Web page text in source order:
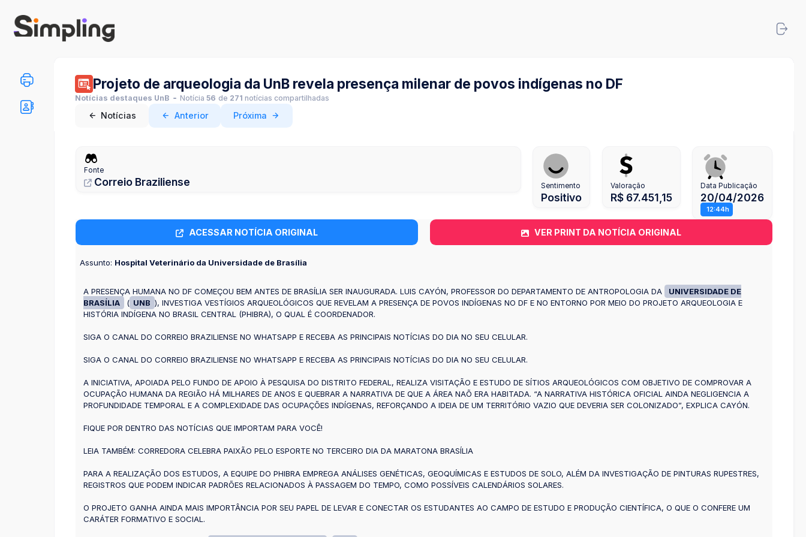
Projeto de arqueologia da UnB revela presença milenar de povos indígenas no DF
Notícias destaques UnB Notícia 56 de 271 notícias compartilhadas
Notícias Anterior Próxima
Fonte
Correio Braziliense Sentimento
Positivo
Valoração
R$ 67.451,15
Data Publicação
20/04/2026
12:44h
ACESSAR NOTÍCIA ORIGINAL VER PRINT DA NOTÍCIA ORIGINAL
Assunto: Hospital Veterinário da Universidade de Brasília
A PRESENÇA HUMANA NO DF COMEÇOU BEM ANTES DE BRASÍLIA SER INAUGURADA. LUIS CAYÓN, PROFESSOR DO DEPARTAMENTO DE ANTROPOLOGIA DA
UNIVERSIDADE DE
BRASÍLIA
( UNB ), INVESTIGA VESTÍGIOS ARQUEOLÓGICOS QUE REVELAM A PRESENÇA DE POVOS INDÍGENAS NO DF E NO ENTORNO POR MEIO DO PROJETO ARQUEOLOGIA E
HISTÓRIA INDÍGENA NO BRASIL CENTRAL (PHIBRA), O QUAL É COORDENADOR.
SIGA O CANAL DO CORREIO BRAZILIENSE NO WHATSAPP E RECEBA AS PRINCIPAIS NOTÍCIAS DO DIA NO SEU CELULAR.
SIGA O CANAL DO CORREIO BRAZILIENSE NO WHATSAPP E RECEBA AS PRINCIPAIS NOTÍCIAS DO DIA NO SEU CELULAR.
A INICIATIVA, APOIADA PELO FUNDO DE APOIO À PESQUISA DO DISTRITO FEDERAL, REALIZA VISITAÇÃO E ESTUDO DE SÍTIOS ARQUEOLÓGICOS COM OBJETIVO DE COMPROVAR A
OCUPAÇÃO HUMANA DA REGIÃO HÁ MILHARES DE ANOS E QUEBRAR A NARRATIVA DE QUE A ÁREA NAÕ ERA HABITADA. “A NARRATIVA HISTÓRICA OFICIAL AINDA NEGLIGENCIA A
PROFUNDIDADE TEMPORAL E A COMPLEXIDADE DAS OCUPAÇÕES INDÍGENAS, REFORÇANDO A IDEIA DE UM TERRITÓRIO VAZIO QUE DEVERIA SER COLONIZADO”, EXPLICA CAYÓN.
FIQUE POR DENTRO DAS NOTÍCIAS QUE IMPORTAM PARA VOCÊ!
LEIA TAMBÉM: CORREDORA CELEBRA PAIXÃO PELO ESPORTE NO TERCEIRO DIA DA MARATONA BRASÍLIA
PARA A REALIZAÇÃO DOS ESTUDOS, A EQUIPE DO PHIBRA EMPREGA ANÁLISES GENÉTICAS, GEOQUÍMICAS E ESTUDOS DE SOLO, ALÉM DA INVESTIGAÇÃO DE PINTURAS RUPESTRES,
REGISTROS QUE PODEM INDICAR PADRÕES RELACIONADOS À PASSAGEM DO TEMPO, COMO POSSÍVEIS CALENDÁRIOS SOLARES.
O PROJETO GANHA AINDA MAIS IMPORTÂNCIA POR SEU PAPEL DE LEVAR E CONECTAR OS ESTUDANTES AO CAMPO DE ESTUDO E PRODUÇÃO CIENTÍFICA, O QUE O CONFERE UM
CARÁTER FORMATIVO E SOCIAL.